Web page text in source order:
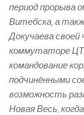
период прорыва
Витебска, а
Докучаева
коммутаторе
командование
подчинёнными
возможность
Новая Весь,